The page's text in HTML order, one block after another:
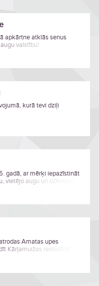
apkārtne atklās senus
valstību!
kurā tevi dziļi
gadā, ar mērķi iepazīstināt
vietējo augu un dzīvnieku
Amatas upes
Kārļamuižas restorānā.